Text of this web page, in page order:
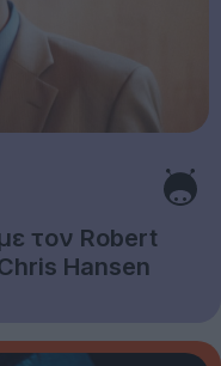
τον Robert
Hansen